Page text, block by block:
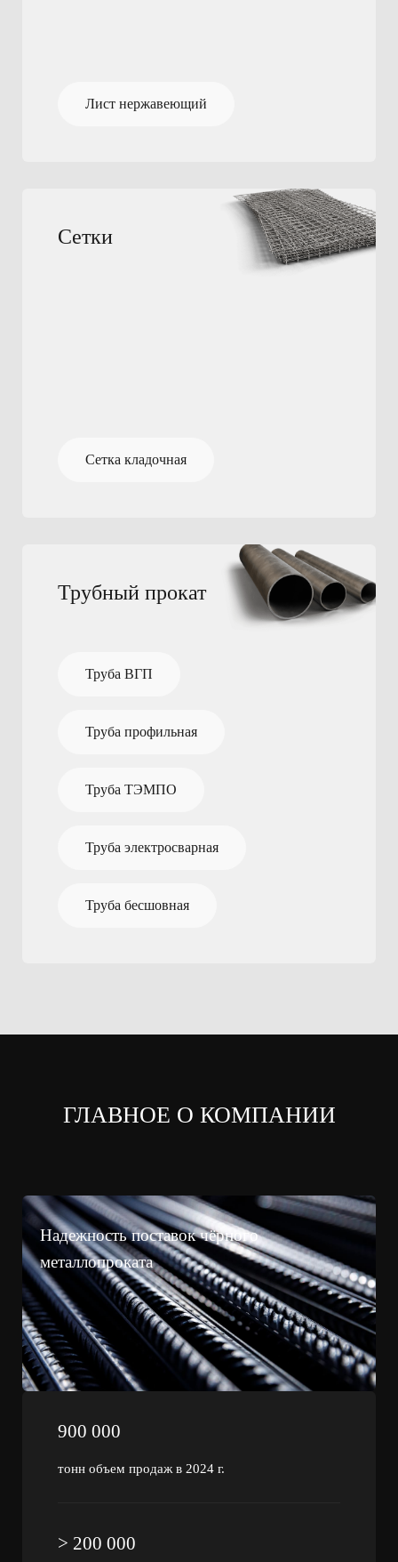
Лист нержавеющий
Сетки
Сетка кладочная
Трубный прокат
Труба ВГП
Труба профильная
Труба ТЭМПО
Труба электросварная
Труба бесшовная
ГЛАВНОЕ О КОМПАНИИ
Надежность поставок чёрного
металлопроката
900 000
тонн объем продаж в 2024 г.
> 200 000